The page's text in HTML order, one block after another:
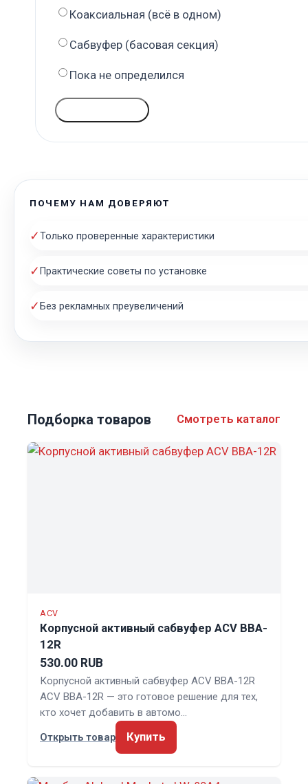
Коаксиальная (всё в одном)
Сабвуфер (басовая секция)
Пока не определился
ПОЧЕМУ НАМ ДОВЕРЯЮТ
✓Только проверенные характеристики
✓ Практические советы по установке
✓ Без рекламных преувеличений
Подборка товаров Смотреть каталог
ACV
Корпусной активный сабвуфер ACV BBA-
12R
530.00 RUB
Корпусной активный сабвуфер ACV BBA-12R
ACV BBA-12R — это готовое решение для тех,
кто хочет добавить в автомо…
Открыть товар
Купить